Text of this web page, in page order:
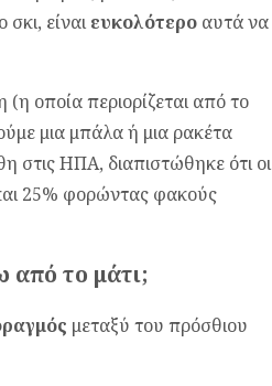
είναιευκολότερο αυτά να
οποία περιορίζεται από το
μια μπάλα ή μια ρακέτα
στις ΗΠΑ, διαπιστώθηκε ότι οι
25% φορώντας φακούς
από το μάτι;
μεταξύ του πρόσθιου